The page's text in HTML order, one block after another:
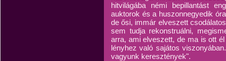
hitvilágába némi bepillantást
auktorok és a huszonnegyedik
de ősi, immár elveszett
sem tudja rekonstruálni,
arra, ami elveszett, de ma is ott
lényhez való sajátos
vagyunk keresztények".